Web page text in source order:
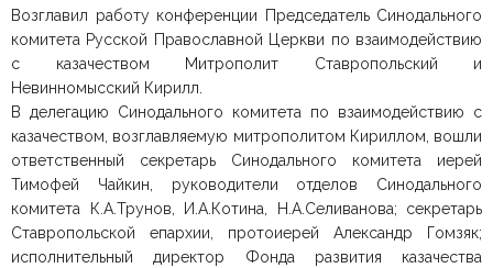
Возглавил работу конференции Председатель Синодального
комитета Русской Православной Церкви по взаимодействию
с казачеством Митрополит Ставропольский и
Невинномысский Кирилл.
В делегацию Синодального комитета по взаимодействию с
казачеством, возглавляемую митрополитом Кириллом, вошли
ответственный секретарь Синодального комитета иерей
Тимофей Чайкин, руководители отделов Синодального
комитета К.А.Трунов, И.А.Котина, Н.А.Селиванова; секретарь
Ставропольской епархии, протоиерей Александр Гомзяк;
исполнительный директор Фонда развития казачества